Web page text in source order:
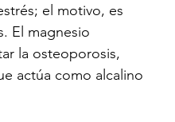
el motivo, es
El magnesio
la osteoporosis,
actúa como alcalino